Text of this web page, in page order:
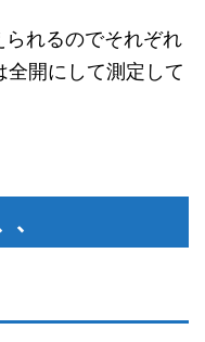
れるのでそれぞれ
開にして測定して